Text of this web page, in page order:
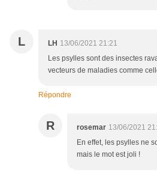
L LH 13/06/2021 21:21
Les psylles sont des insectes
vecteurs de maladies comme
Répondre
R rosemar 13/06/2021
En effet, les psylles ne
mais le mot est joli !